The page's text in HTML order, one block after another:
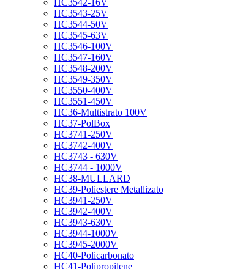
HC3542-16V
HC3543-25V
HC3544-50V
HC3545-63V
HC3546-100V
HC3547-160V
HC3548-200V
HC3549-350V
HC3550-400V
HC3551-450V
HC36-Multistrato 100V
HC37-PolBox
HC3741-250V
HC3742-400V
HC3743 - 630V
HC3744 - 1000V
HC38-MULLARD
HC39-Poliestere Metallizato
HC3941-250V
HC3942-400V
HC3943-630V
HC3944-1000V
HC3945-2000V
HC40-Policarbonato
HC41-Polipropilene